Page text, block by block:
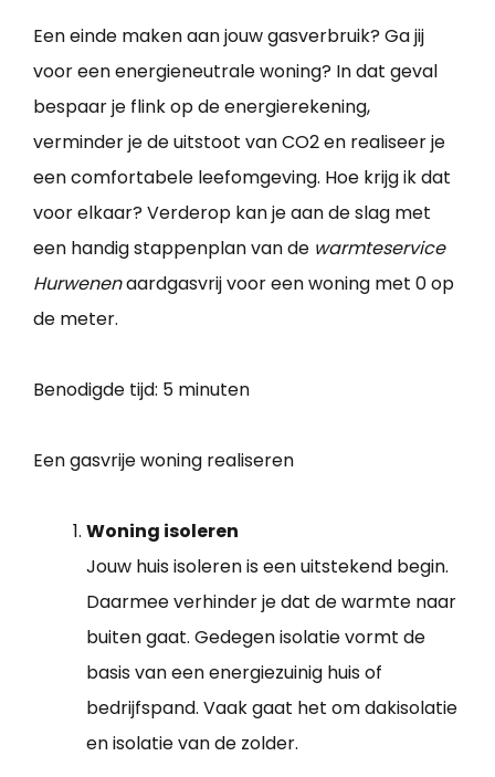
Een einde maken aan jouw gasverbruik? Ga jij
voor een energieneutrale woning? In dat geval
bespaar je flink op de energierekening,
verminder je de uitstoot van CO2 en realiseer je
een comfortabele leefomgeving. Hoe krijg ik dat
voor elkaar? Verderop kan je aan de slag met
een handig stappenplan van de warmteservice
Hurwenenaardgasvrij voor een woning met 0 op
de meter.
Benodigde tijd: 5 minuten
Een gasvrije woning realiseren
Woning isoleren
Jouw huis isoleren is een uitstekend begin.
Daarmee verhinder je dat de warmte naar
buiten gaat. Gedegen isolatie vormt de
basis van een energiezuinig huis of
bedrijfspand. Vaak gaat het om dakisolatie
en isolatie van de zolder.